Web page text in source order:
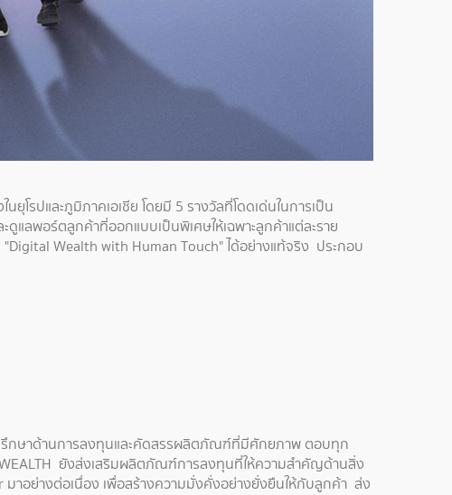
โรปและภูมิภาคเอเชีย โดยมี 5 รางวัลที่โดดเด่นในการเป็น
แลพอร์ตลูกค้าที่ออกแบบเป็นพิเศษให้เฉพาะลูกค้าแต่ละราย
Wealth with Human Touch" ได้อย่างแท้จริง ประกอบ
รึกษาด้านการลงทุนและคัดสรรผลิตภัณฑ์ที่มีศักยภาพ ตอบทุก
ยังส่งเสริมผลิตภัณฑ์การลงทุนที่ให้ความสำคัญด้านสิ่ง
าอย่างต่อเนื่อง เพื่อสร้างความมั่งคั่งอย่างยั่งยืนให้กับลูกค้า ส่ง